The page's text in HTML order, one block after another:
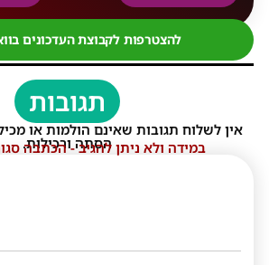
להצטרפות לקבוצת העדכונים
תגובות
אין לשלוח תגובות שאינם הולמות או
הסתה ורכילות.
במידה ולא ניתן להגיב - הכתבה